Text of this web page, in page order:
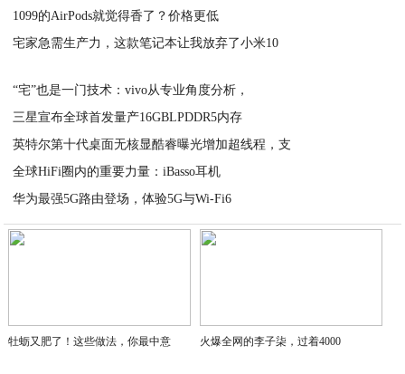
1099的AirPods就觉得香了？价格更低
宅家急需生产力，这款笔记本让我放弃了小米10
“宅”也是一门技术：vivo从专业角度分析，
三星宣布全球首发量产16GBLPDDR5内存
英特尔第十代桌面无核显酷睿曝光增加超线程，支
全球HiFi圈内的重要力量：iBasso耳机
华为最强5G路由登场，体验5G与Wi-Fi6
2020-04-21
牡蛎又肥了！这些做法，你最中意 火爆全网的李子柒，过着4000